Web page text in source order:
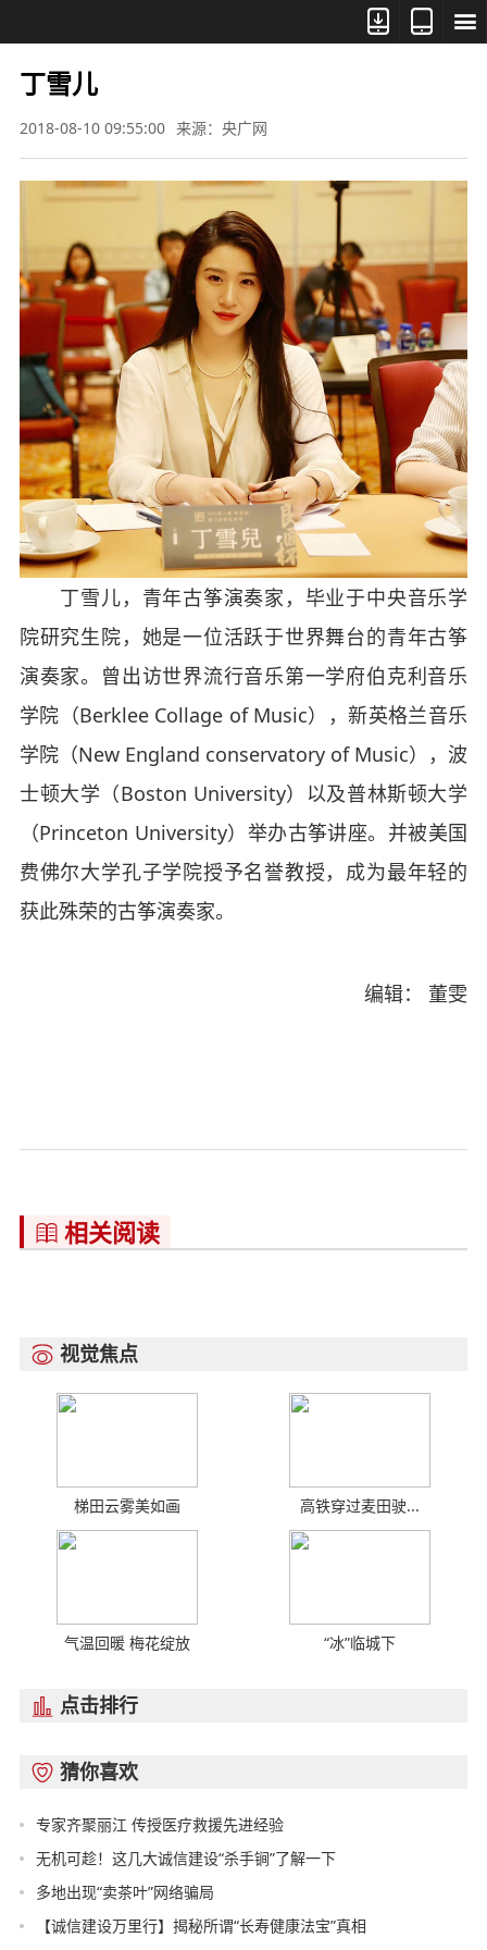



丁雪儿
2018-08-10 09:55:00 来源：央广网
丁雪儿，青年古筝演奏家，毕业于中央音乐学
院研究生院，她是一位活跃于世界舞台的青年古筝
演奏家。曾出访世界流行音乐第一学府伯克利音乐
学院（Berklee Collage of Music），新英格兰音乐
学院（New England conservatory of Music），波
士顿大学（Boston University）以及普林斯顿大学
（Princeton University）举办古筝讲座。并被美国
费佛尔大学孔子学院授予名誉教授，成为最年轻的
获此殊荣的古筝演奏家。
编辑： 董雯
 相关阅读
 视觉焦点
梯田云雾美如画 高铁穿过麦田驶...
气温回暖 梅花绽放 “冰”临城下
 点击排行
 猜你喜欢
专家齐聚丽江 传授医疗救援先进经验
无机可趁！这几大诚信建设“杀手锏”了解一下
多地出现“卖茶叶”网络骗局
【诚信建设万里行】揭秘所谓“长寿健康法宝”真相